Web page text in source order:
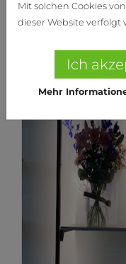
Mit solchen Cookies
dieser Website verfolgt
Ich
Mehr